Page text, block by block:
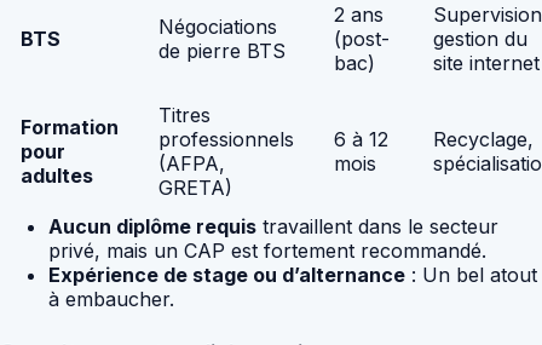
BTS
Négociations
de pierre BTS
2 ans
(post-
bac)
gestion du
site internet
Formation
pour
adultes
Titres
professionnels
(AFPA,
GRETA)
6 à 12
mois
Recyclage,
Aucun diplôme requis travaillent dans le secteur
privé, mais un CAP est fortement recommandé.
Expérience de stage ou d’alternance : Un bel atout
à embaucher.